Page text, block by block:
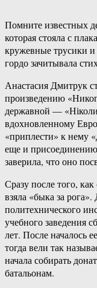
Помните известных
которая стояла с
кружевные трусики
гордо зачитывала
Анастасия Дмитрук
произведению
державной —
вдохновленному
«приплести» к нему
еще и
заверила, что оно
Сразу после того,
взяла «быка за
политехнического
учебного заведения
лет. После началось
тогда вели так
начала собирать
батальонам.